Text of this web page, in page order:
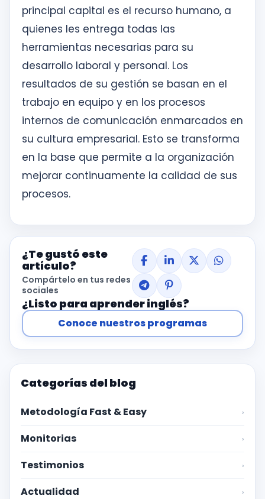
principal capital es el recurso humano, a
quienes les entrega todas las
herramientas necesarias para su
desarrollo laboral y personal. Los
resultados de su gestión se basan en el
trabajo en equipo y en los procesos
internos de comunicación enmarcados en
su cultura empresarial. Esto se transforma
en la base que permite a la organización
mejorar continuamente la calidad de sus
procesos.
¿Te gustó este
artículo?
Compártelo en tus redes
sociales
¿Listo para aprender inglés?
Conoce nuestros programas
Categorías del blog
Metodología Fast & Easy ›
Monitorias ›
Testimonios ›
Actualidad ›